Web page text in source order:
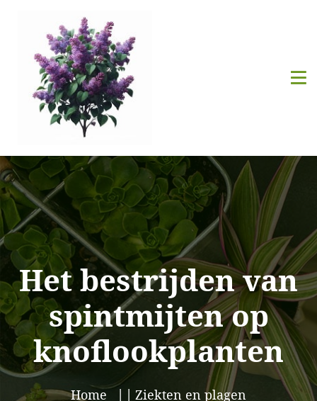
Het bestrijden van
spintmijten op
knoflookplanten
Home
Ziekten en plagen